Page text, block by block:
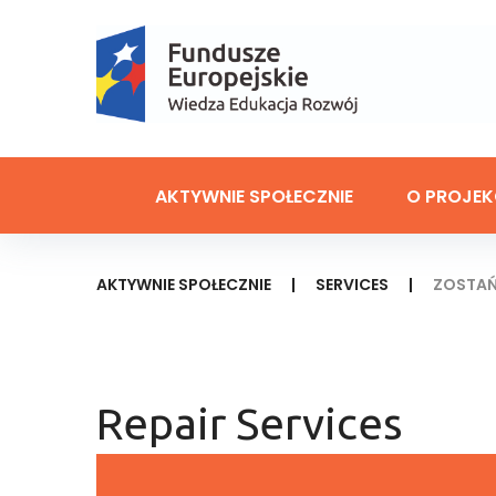
AKTYWNIE SPOŁECZNIE O
AKTYWNIE SPOŁECZNIE | SERVICES |
Repair Services